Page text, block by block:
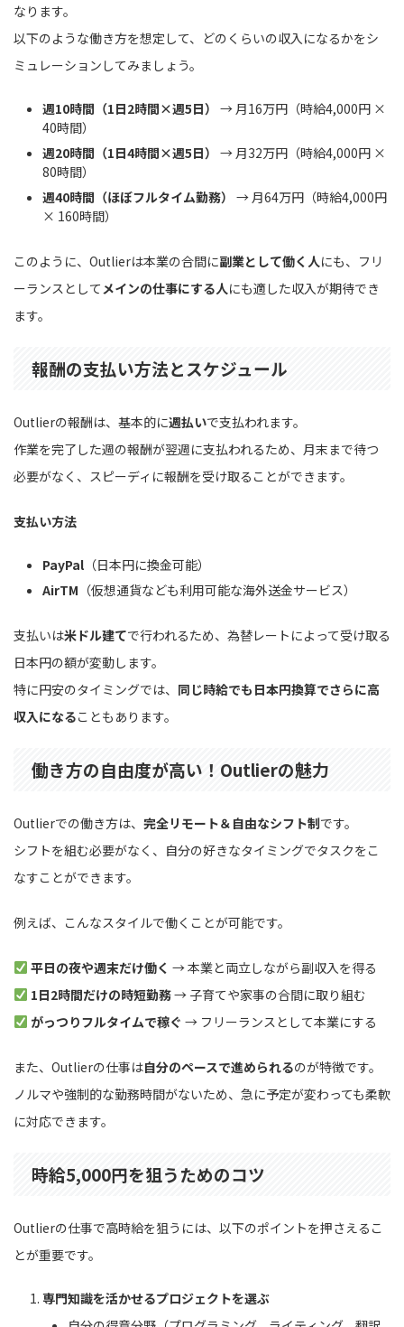
なります。
以下のような働き方を想定して、どのくらいの収入になるかをシ
ミュレーションしてみましょう。
週10時間（1日2時間×週5日） → 月16万円（時給4,000円 ×
40時間）
週20時間（1日4時間×週5日） → 月32万円（時給4,000円 ×
80時間）
週40時間（ほぼフルタイム勤務） → 月64万円（時給4,000円
× 160時間）
このように、Outlierは本業の合間に副業として働く人にも、フリ
ーランスとして メインの仕事にする人にも適した収入が期待でき
ます。
報酬の支払い方法とスケジュール
Outlierの報酬は、基本的に週払いで支払われます。
作業を完了した週の報酬が翌週に支払われるため、月末まで待つ
必要がなく、スピーディに報酬を受け取ることができます。
支払い方法
PayPal （日本円に換金可能）
AirTM （仮想通貨なども利用可能な海外送金サービス）
支払いは米ドル建てで行われるため、為替レートによって受け取る
日本円の額が変動します。
特に円安のタイミングでは、 同じ時給でも日本円換算でさらに高
収入になることもあります。
働き方の自由度が高い！Outlierの魅力
Outlierでの働き方は、 完全リモート＆自由なシフト制です。
シフトを組む必要がなく、自分の好きなタイミングでタスクをこ
なすことができます。
例えば、こんなスタイルで働くことが可能です。
平日の夜や週末だけ働く → 本業と両立しながら副収入を得る
1日2時間だけの時短勤務→ 子育てや家事の合間に取り組む
がっつりフルタイムで稼ぐ → フリーランスとして本業にする
また、Outlierの仕事は自分のペースで進められるのが特徴です。
ノルマや強制的な勤務時間がないため、急に予定が変わっても柔軟
に対応できます。
時給5,000円を狙うためのコツ
Outlierの仕事で高時給を狙うには、以下のポイントを押さえるこ
とが重要です。
専門知識を活かせるプロジェクトを選ぶ